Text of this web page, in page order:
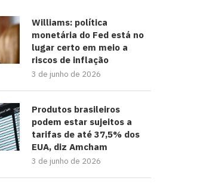
Williams: política
monetária do Fed está no
lugar certo em meio a
riscos de inflação
3 de junho de 2026
Produtos brasileiros
podem estar sujeitos a
tarifas de até 37,5% dos
EUA, diz Amcham
3 de junho de 2026